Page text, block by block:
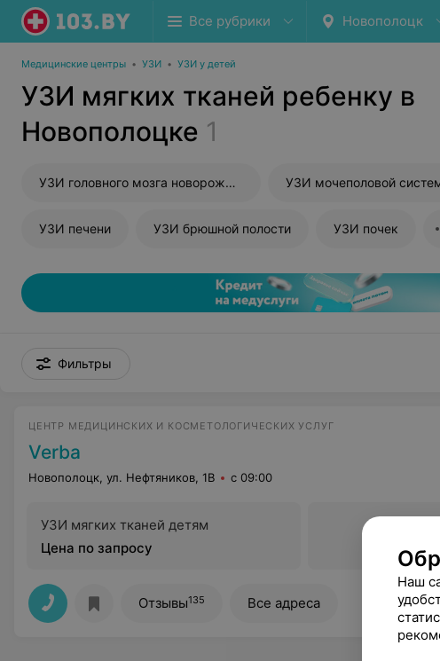
Все рубрики Новополоцк
Медицинские центры • УЗИ • УЗИ у детей
УЗИ мягких тканей ребенку в
Новополоцке 1
УЗИ головного мозга новорожденного УЗИ мочеполовой
УЗИ печени УЗИ брюшной полости УЗИ почек
Фильтры
ЦЕНТР МЕДИЦИНСКИХ И КОСМЕТОЛОГИЧЕСКИХ УСЛУГ
Verba
Новополоцк, ул. Нефтяников, 1В с 09:00
УЗИ мягких тканей детям
Цена по запросу
Отзывы135 Все адреса
Наш